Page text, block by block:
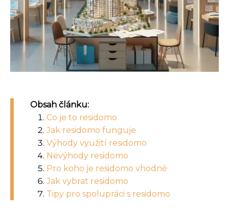
Obsah článku:
Co je to residomo
Jak residomo funguje
Výhody využití residomo
Nevýhody residomo
Pro koho je residomo vhodné
Jak vybrat residomo
Tipy pro spolupráci s residomo